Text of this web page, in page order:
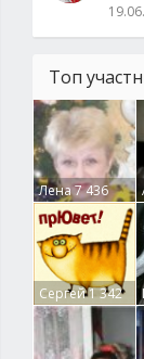
Топ
Лена7 436
Сергей1 342